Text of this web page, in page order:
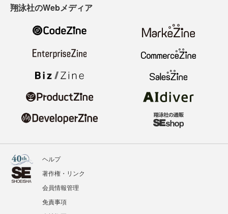
翔泳社のWebメディア
ヘルプ
著作権・リンク
会員情報管理
免責事項